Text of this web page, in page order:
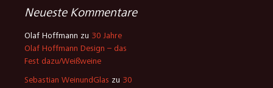
Neueste Kommentare
Olaf Hoffmann zu 30 Jahre
Olaf Hoffmann Design – das
Fest dazu/Weißweine
Sebastian WeinundGlas zu 30